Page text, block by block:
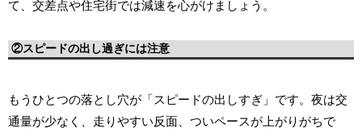
て、交差点や住宅街では減速を心がけましょう。
②スピードの出し過ぎには注意
もうひとつの落とし穴が「スピードの出しすぎ」です。夜は交
通量が少なく、走りやすい反面、ついペースが上がりがちで